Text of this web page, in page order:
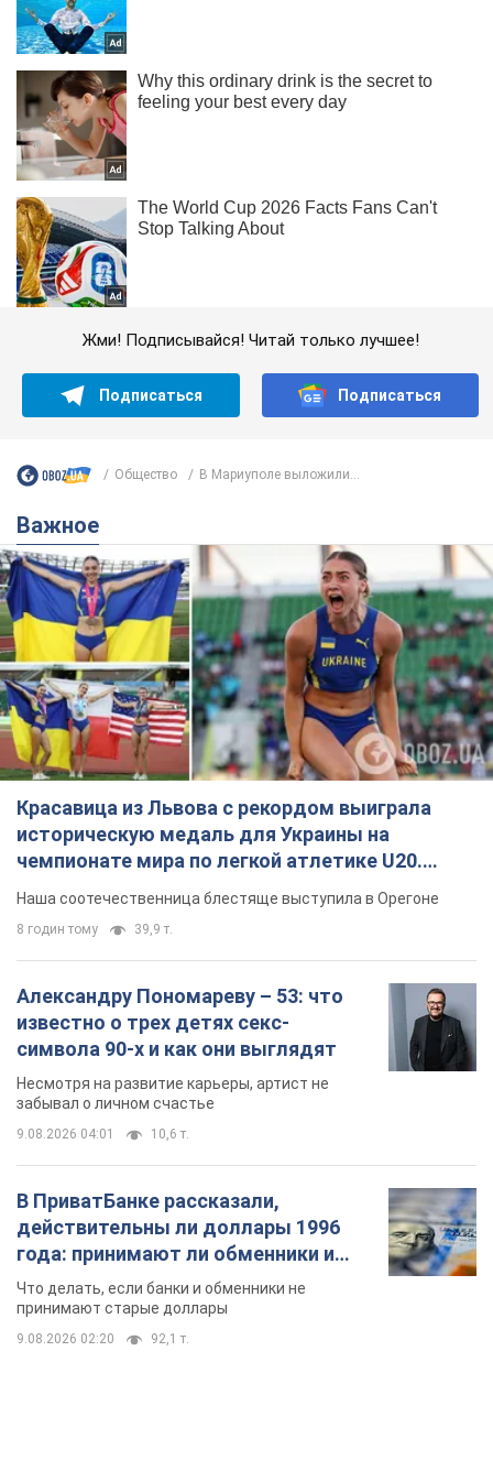
Жми! Подписывайся! Читай только лучшее!
Подписаться Подписаться
Общество В Мариуполе выложили...
Важное
Красавица из Львова с рекордом выиграла
историческую медаль для Украины на
чемпионате мира по легкой атлетике U20.
Видео
Наша соотечественница блестяще выступила в Орегоне
8 годин тому 39,9 т.
Александру Пономареву – 53: что
известно о трех детях секс-
символа 90-х и как они выглядят
Несмотря на развитие карьеры, артист не
забывал о личном счастье
9.08.2026 04:01 10,6 т.
В ПриватБанке рассказали,
действительны ли доллары 1996
года: принимают ли обменники и
банки такие купюры
Что делать, если банки и обменники не
принимают старые доллары
9.08.2026 02:20 92,1 т.